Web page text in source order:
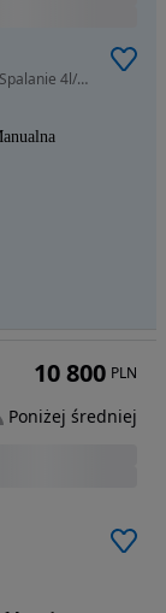
1120 cm3 • 75 KM • 1.1CRDI*Klimatyzacja*5drzwi*Spalanie 4l/100km*Bezwypadkowy
10 800 PLN
Poniżej średniej